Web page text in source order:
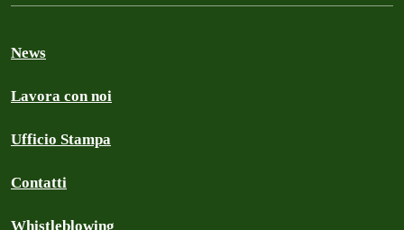
News
Lavora con noi
Ufficio Stampa
Contatti
Whistleblowing